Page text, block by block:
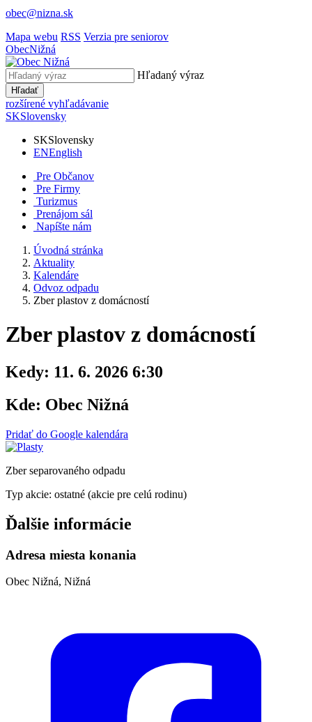
obec@nizna.sk
Mapa webu RSS Verzia pre seniorov
ObecNižná
Hľadaný výraz
Hľadať
rozšírené vyhľadávanie
SKSlovensky
SKSlovensky
ENEnglish
Pre Občanov
Pre Firmy
Turizmus
Prenájom sál
Napíšte nám
Úvodná stránka
Aktuality
Kalendáre
Odvoz odpadu
Zber plastov z domácností
Zber plastov z domácností
Kedy: 11. 6. 2026 6:30
Kde: Obec Nižná
Pridať do Google kalendára
Zber separovaného odpadu
Typ akcie: ostatné (akcie pre celú rodinu)
Ďalšie informácie
Adresa miesta konania
Obec Nižná, Nižná